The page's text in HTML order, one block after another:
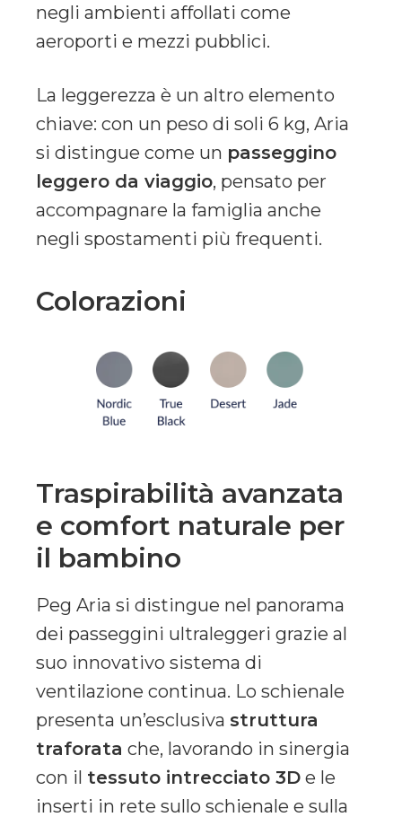
negli ambienti affollati come
aeroporti e mezzi pubblici.
La leggerezza è un altro elemento
chiave: con un peso di soli 6 kg, Aria
si distingue come un passeggino
leggero da viaggio, pensato per
accompagnare la famiglia anche
negli spostamenti più frequenti.
Colorazioni
Traspirabilità avanzata
e comfort naturale per
il bambino
Peg Aria si distingue nel panorama
dei passeggini ultraleggeri grazie al
suo innovativo sistema di
ventilazione continua. Lo schienale
presenta un’esclusiva struttura
traforata che, lavorando in sinergia
con il tessuto intrecciato 3D e le
inserti in rete sullo schienale e sulla